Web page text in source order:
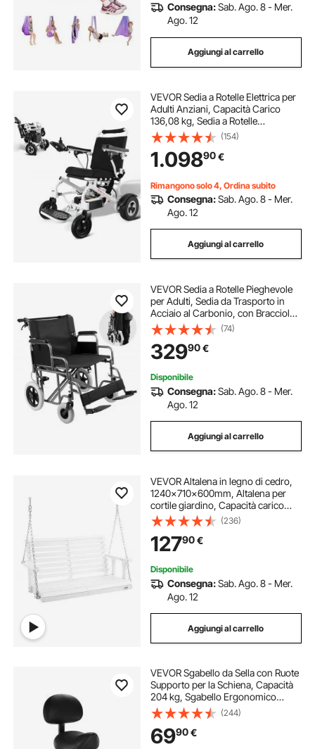
Consegna:Sab. Ago. 8 - Mer.
Ago. 12
Aggiungi al carrello
VEVOR Sedia a Rotelle Elettrica per
Adulti Anziani, Capacità Carico
136,08 kg, Sedia a Rotelle
Motorizzata Pieghevole Leggera
Larghezza 449,58 mm, Sedia
Elettrica per Tutti i Terreni Lega
Alluminio
(154)
1.09890€
Rimangono solo 4, Ordina subito
Consegna:Sab. Ago. 8 - Mer.
Ago. 12
Aggiungi al carrello
VEVOR Sedia a Rotelle Pieghevole
per Adulti, Sedia da Trasporto in
Acciaio al Carbonio, con Bracciolo
Staccabile, Freno Autobloccante,
Sedile Largo 60,96 cm Capacità di
Peso 136 kg per I Disabili
(74)
32990€
Disponibile
Consegna:Sab. Ago. 8 - Mer.
Ago. 12
Aggiungi al carrello
VEVOR Altalena in legno di cedro,
1240x710x600mm, Altalena per
cortile giardino, Capacità carico
circa 400 kg, con Panca sedia a
dondolo con catene sospese uso
esterno, bianca
(236)
12790€
Disponibile
Consegna:Sab. Ago. 8 - Mer.
Ago. 12
Aggiungi al carrello
VEVOR Sgabello da Sella con Ruote
Supporto per la Schiena, Capacità
204 kg, Sgabello Ergonomico
Girevole in Pelle PU Ispessita
Regolabile in Altezza per Salone,
Massaggi, Clinica, Nero
(244)
6990€